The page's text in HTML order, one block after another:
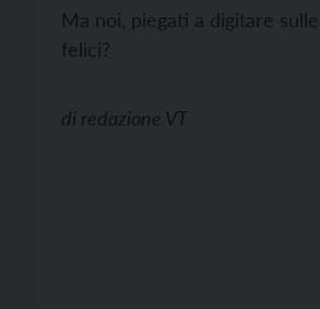
Ma noi, piegati a digitare
felici?
di redazione VT